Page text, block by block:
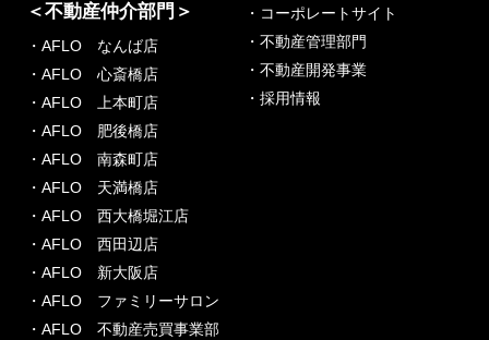
＜不動産仲介部門＞
・AFLO なんば店
・AFLO 心斎橋店
・AFLO 上本町店
・AFLO 肥後橋店
・AFLO 南森町店
・AFLO 天満橋店
・AFLO 西大橋堀江店
・AFLO 西田辺店
・AFLO 新大阪店
・AFLO ファミリーサロン
・AFLO 不動産売買事業部
・コーポレートサイト
・不動産管理部門
・不動産開発事業
・採用情報